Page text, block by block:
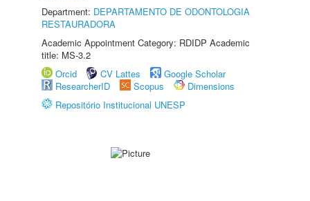
Department: DEPARTAMENTO DE ODONTOLOGIA
RESTAURADORA
Academic Appointment Category: RDIDP Academic
title: MS-3.2
Orcid
CV Lattes
Google Scholar
ResearcherID
Scopus
Dimensions
Repositório Institucional UNESP